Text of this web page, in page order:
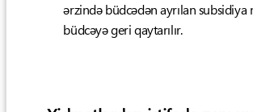
ərzində büdcədən ayrılan subsidiya
büdcəyə geri qaytarılır.